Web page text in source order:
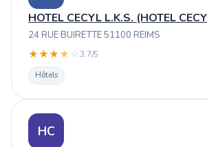
HOTEL CECYL L.K.S. (HOTEL
24 RUE BUIRETTE 51100 REIMS
★★★★ ☆3.7/5
Hôtels
HC